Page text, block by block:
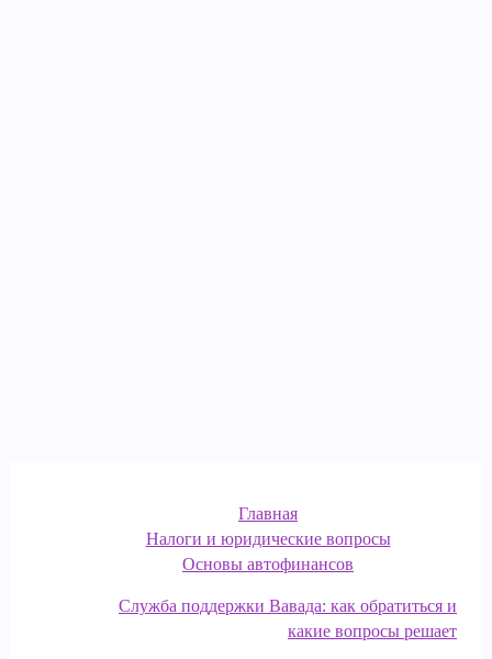
Главная
Налоги и юридические вопросы
Основы автофинансов
Служба поддержки Вавада: как обратиться и
какие вопросы решает